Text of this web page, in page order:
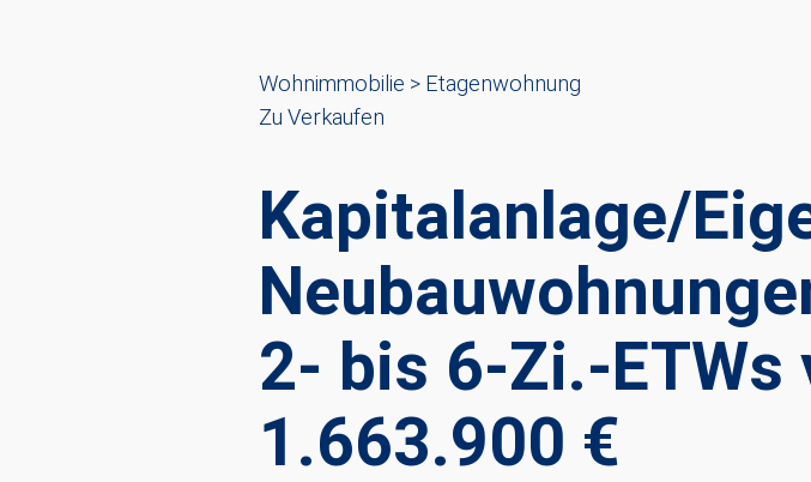
Wohnimmobilie > Etagenwohnung
Zu Verkaufen
Kapitalanlage/
2- bis 6-Zi.-
1.663.900 €